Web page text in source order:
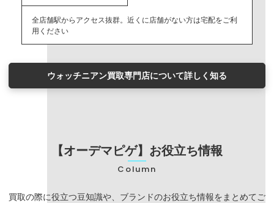
全店舗駅からアクセス抜群。近くに店舗がない方は宅配をご利
用ください
ウォッチニアン買取専門店について詳しく知る
【オーデマピゲ】お役立ち情報
Column
買取の際に役立つ豆知識や、ブランドのお役立ち情報をまとめてご